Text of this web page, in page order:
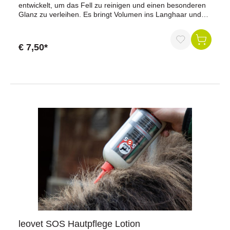
entwickelt, um das Fell zu reinigen und einen besonderen
Glanz zu verleihen. Es bringt Volumen ins Langhaar und
Haarstruktur, sorgt für weiches Fell und verhindert somit
brüchiges Haar.Anwendung: Pferdeshampoo entweder
direkt auf das nasse Haar auftragen, einmassieren und
€ 7,50*
leovet SOS Hautpflege Lotion